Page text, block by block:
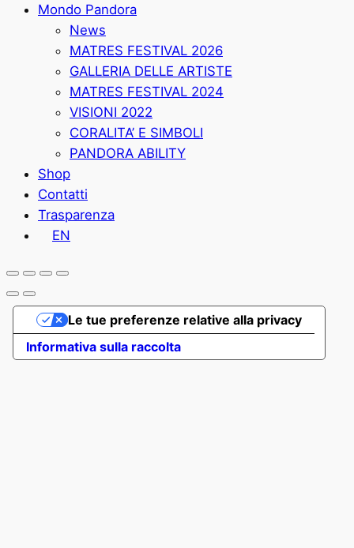
Mondo Pandora
News
MATRES FESTIVAL 2026
GALLERIA DELLE ARTISTE
MATRES FESTIVAL 2024
VISIONI 2022
CORALITA’ E SIMBOLI
PANDORA ABILITY
Shop
Contatti
Trasparenza
EN
Informativa sulla raccolta
Le tue preferenze relative alla privacy